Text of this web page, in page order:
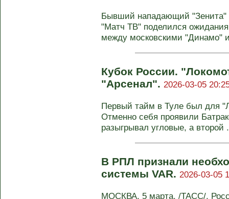
Бывший нападающий "Зенита"
"Матч ТВ" поделился
между московскими "Динамо"
Кубок России.
"Арсенал". 2026-03-05
Первый тайм в Туле был для
Отменно себя проявили
разыгрывал угловые, а второй
В РПЛ признали
системы VAR. 2026-03-05
МОСКВА, 5 марта. /ТАСС/.